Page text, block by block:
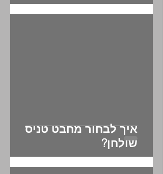
איך לבחור מחבט פאדל?
איך לבחור מחבט טניס
שולחן?